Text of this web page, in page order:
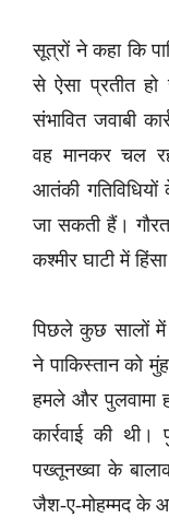
सूत्रों ने कहा कि
से ऐसा प्रतीत
संभावित जवाबी
वह मानकर चल
आतंकी
जा सकती हैं।
कश्मीर घाटी में
पिछले कुछ सालों में
ने पाकिस्तान को
हमले और पुलवामा
कार्रवाई की
पख्तूनख्वा के
जैश-ए-मोहम्मद के